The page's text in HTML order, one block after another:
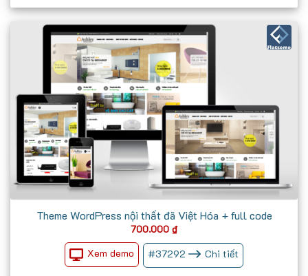
Theme WordPress nội thất đã Việt Hóa + full code
700.000 ₫
Xem demo #37292 Chi tiết